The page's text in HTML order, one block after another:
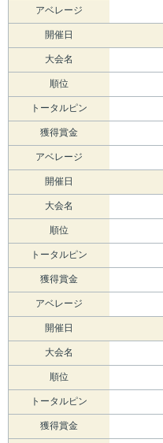
アベレージ
開催日
大会名
順位
トータルピン
獲得賞金
アベレージ
開催日
大会名
順位
トータルピン
獲得賞金
アベレージ
開催日
大会名
順位
トータルピン
獲得賞金